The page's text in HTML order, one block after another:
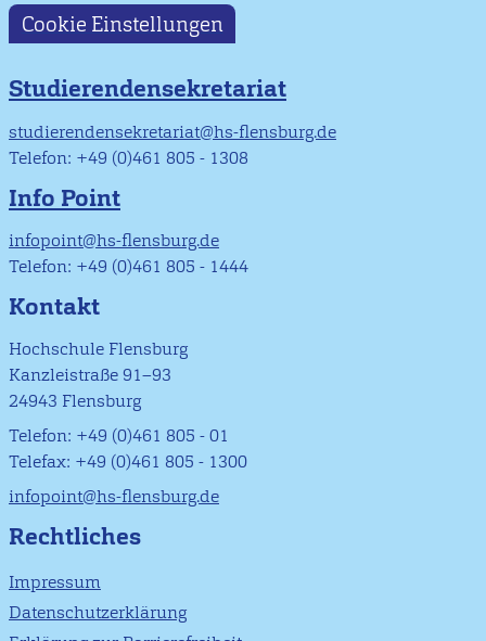
Cookie Einstellungen
Studierendensekretariat
studierendensekretariat@hs-flensburg.de
Telefon: +49 (0)461 805 - 1308
Info Point
infopoint@hs-flensburg.de
Telefon: +49 (0)461 805 - 1444
Kontakt
Hochschule Flensburg
Kanzleistraße 91–93
24943 Flensburg
Telefon: +49 (0)461 805 - 01
Telefax: +49 (0)461 805 - 1300
infopoint@hs-flensburg.de
Rechtliches
Impressum
Datenschutzerklärung